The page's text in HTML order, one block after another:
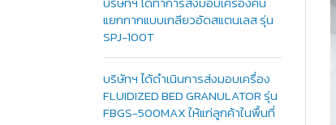
แยกกากแบบเกลียวอัดสแตนเลส รุ่น
SPJ-100T
บริษัทฯ ได้ดำเนินการส่งมอบเครื่อง
FLUIDIZED BED GRANULATOR รุ่น
FBGS-500MAX ให้แก่ลูกค้าในพื้นที่